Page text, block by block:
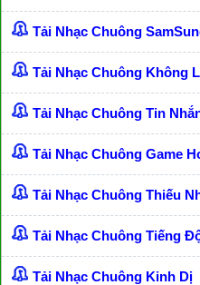
Tải Nhạc Chuông
Tải Nhạc Chuông Không
Tải Nhạc Chuông Tin
Tải Nhạc Chuông Game
Tải Nhạc Chuông Thiếu
Tải Nhạc Chuông Tiếng
Tải Nhạc Chuông Kinh Dị